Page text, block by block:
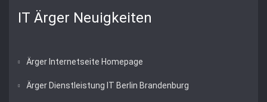
IT Ärger Neuigkeiten
Ärger Internetseite Homepage
Ärger Dienstleistung IT Berlin Brandenburg